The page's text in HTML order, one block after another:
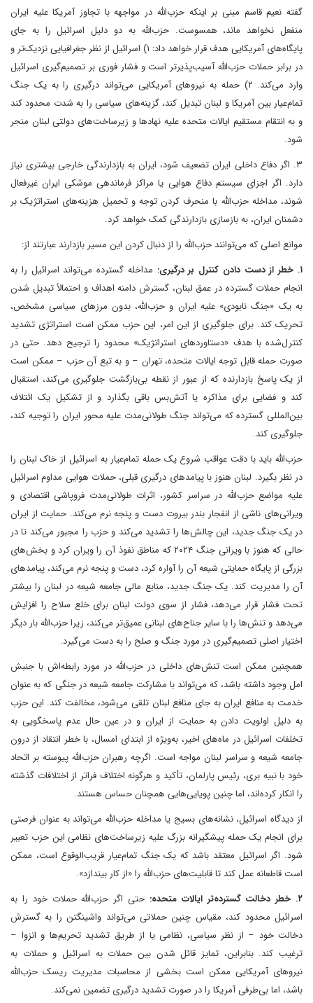
گفته نعیم قاسم مبنی بر اینکه حزب‌الله در مواجهه با تجاوز آمریکا علیه ایران
منفعل نخواهد ماند، همسوست. حزب‌الله به دو دلیل اسرائیل را به جای
پایگاه‌های آمریکایی هدف قرار خواهد داد: ۱) اسرائیل از نظر جغرافیایی نزدیک‌تر و
در برابر حملات حزب‌الله آسیب‌پذیرتر است و فشار فوری بر تصمیم‌گیری اسرائیل
وارد می‌کند. ۲) حمله به نیروهای آمریکایی می‌تواند درگیری را به یک جنگ
تمام‌عیار بین آمریکا و لبنان تبدیل کند، گزینه‌های سیاسی را به شدت محدود کند
و به انتقام مستقیم ایالات متحده علیه نهادها و زیرساخت‌های دولتی لبنان منجر
شود.
۳. اگر دفاع داخلی ایران تضعیف شود، ایران به بازدارندگی خارجی بیشتری نیاز
دارد. اگر اجزای سیستم دفاع هوایی یا مراکز فرماندهی موشکی ایران غیرفعال
شوند، مداخله حزب‌الله با منحرف کردن توجه و تحمیل هزینه‌های استراتژیک بر
دشمنان ایران، به بازسازی بازدارندگی کمک خواهد کرد.
موانع اصلی که می‌توانند حزب‌الله را از دنبال کردن این مسیر بازدارند عبارتند از:
۱. خطر از دست دادن کنترل بر درگیری:
مداخله گسترده می‌تواند اسرائیل را به
انجام حملات گسترده در عمق لبنان، گسترش دامنه اهداف و احتمالاً تبدیل شدن
به یک «جنگ نابودی» علیه ایران و حزب‌الله، بدون مرزهای سیاسی مشخص،
تحریک کند. برای جلوگیری از این امر، این حزب ممکن است استراتژی تشدید
کنترل‌شده با هدف «دستاوردهای استراتژیک» محدود را ترجیح دهد. حتی در
صورت حمله قابل توجه ایالات متحده، تهران – و به تبع آن حزب – ممکن است
از یک پاسخ بازدارنده که از عبور از نقطه بی‌بازگشت جلوگیری می‌کند، استقبال
کند و فضایی برای مذاکره یا آتش‌بس باقی بگذارد و از تشکیل یک ائتلاف
بین‌المللی گسترده که می‌تواند جنگ طولانی‌مدت علیه محور ایران را توجیه کند،
جلوگیری کند.
حزب‌الله باید با دقت عواقب شروع یک حمله تمام‌عیار به اسرائیل از خاک لبنان را
در نظر بگیرد. لبنان هنوز با پیامدهای درگیری قبلی، حملات هوایی مداوم اسرائیل
علیه مواضع حزب‌الله در سراسر کشور، اثرات طولانی‌مدت فروپاشی اقتصادی و
ویرانی‌های ناشی از انفجار بندر بیروت دست و پنجه نرم می‌کند. حمایت از ایران
در یک جنگ جدید، این چالش‌ها را تشدید می‌کند و حزب را مجبور می‌کند تا در
حالی که هنوز با ویرانی جنگ ۲۰۲۴ که مناطق نفوذ آن را ویران کرد و بخش‌های
بزرگی از پایگاه حمایتی شیعه آن را آواره کرد، دست و پنجه نرم می‌کند، پیامدهای
آن را مدیریت کند. یک جنگ جدید، منابع مالی جامعه شیعه در لبنان را بیشتر
تحت فشار قرار می‌دهد، فشار از سوی دولت لبنان برای خلع سلاح را افزایش
می‌دهد و تنش‌ها را با سایر جناح‌های لبنانی عمیق‌تر می‌کند، زیرا حزب‌الله بار دیگر
اختیار اصلی تصمیم‌گیری در مورد جنگ و صلح را به دست می‌گیرد.
همچنین ممکن است تنش‌های داخلی در حزب‌الله در مورد رابطه‌اش با جنبش
امل وجود داشته باشد، که می‌تواند با مشارکت جامعه شیعه در جنگی که به عنوان
خدمت به منافع ایران به جای منافع لبنان تلقی می‌شود، مخالفت کند. این حزب
به دلیل اولویت دادن به حمایت از ایران و در عین حال عدم پاسخگویی به
تخلفات اسرائیل در ماه‌های اخیر، به‌ویژه از ابتدای امسال، با خطر انتقاد از درون
جامعه شیعه و سراسر لبنان مواجه است. اگرچه رهبران حزب‌الله پیوسته بر اتحاد
خود با نبیه بری، رئیس پارلمان، تأکید و هرگونه اختلاف فراتر از اختلافات گذشته
را انکار کرده‌اند، اما چنین پویایی‌هایی همچنان حساس هستند.
از دیدگاه اسرائیل، نشانه‌های بسیج یا مداخله حزب‌الله می‌تواند به عنوان فرصتی
برای انجام یک حمله پیشگیرانه بزرگ علیه زیرساخت‌های نظامی این حزب تعبیر
شود. اگر اسرائیل معتقد باشد که یک جنگ تمام‌عیار قریب‌الوقوع است، ممکن
است قاطعانه عمل کند تا قابلیت‌های حزب‌الله را «از کار بیندازد».
۲. خطر دخالت گسترده‌تر ایالات متحده:
حتی اگر حزب‌الله حملات خود را به
اسرائیل محدود کند، مقیاس چنین حملاتی می‌تواند واشینگتن را به گسترش
دخالت خود – از نظر سیاسی، نظامی یا از طریق تشدید تحریم‌ها و انزوا –
ترغیب کند. بنابراین، تمایز قائل شدن بین حملات به اسرائیل و حملات به
نیروهای آمریکایی ممکن است بخشی از محاسبات مدیریت ریسک حزب‌الله
باشد، اما بی‌طرفی آمریکا را در صورت تشدید درگیری تضمین نمی‌کند.